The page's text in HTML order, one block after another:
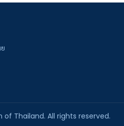
Thailand. All rights reserved.